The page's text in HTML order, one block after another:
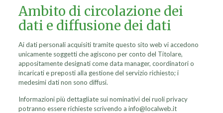
Ambito di circolazione dei
dati e diffusione dei dati
Ai dati personali acquisiti tramite questo sito web vi accedono
unicamente soggetti che agiscono per conto del Titolare,
appositamente designati come data manager, coordinatori o
incaricati e preposti alla gestione del servizio richiesto; i
medesimi dati non sono diffusi.
Informazioni più dettagliate sui nominativi dei ruoli privacy
potranno essere richieste scrivendo a info@localweb.it